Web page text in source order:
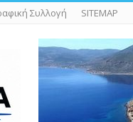
Συλλογή SITEMAP